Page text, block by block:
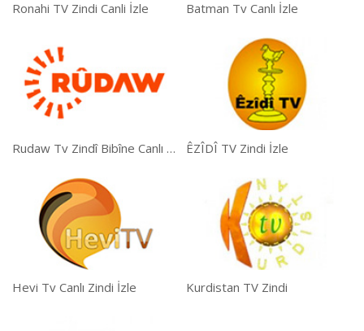
Ronahi TV Zindi Canli İzle Batman Tv Canlı İzle
Rudaw Tv Zindî Bibîne Canlı İzle ÊZÎDÎ TV Zindi İzle
Hevi Tv Canlı Zindi İzle Kurdistan TV Zindi